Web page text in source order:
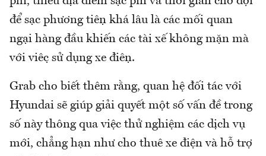
để sạc phương tiện khá lâu là các mối quan
ngại hàng đầu khiến các tài xế không mặn mà
với việc sử dụng xe điện.
Grab cho biết thêm rằng, quan hệ đối tác với
Hyundai sẽ giúp giải quyết một số vấn đề trong
số này thông qua việc thử nghiệm các dịch vụ
mới, chẳng hạn như cho thuê xe điện và hỗ trợ